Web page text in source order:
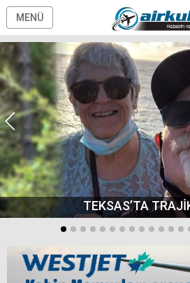
MENÜ
TEKSAS’TA